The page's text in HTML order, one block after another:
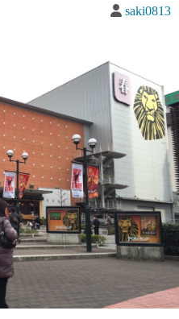
saki0813